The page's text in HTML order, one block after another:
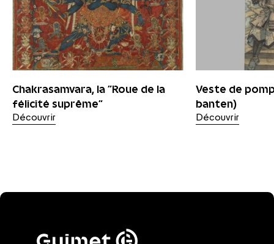
Chakrasamvara, la "Roue de la
félicité suprême"
Découvrir
Veste de
banten)
Découvrir